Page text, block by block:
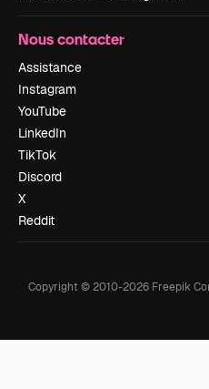
Nous contacter
Assistance
Instagram
YouTube
LinkedIn
TikTok
Discord
X
Reddit
Copyright © 2010-2026 Freepik